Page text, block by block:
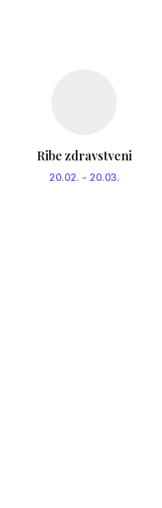
Ribe zdravstveni
20.02. - 20.03.